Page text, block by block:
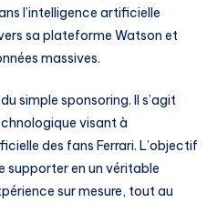
l’intelligence artificielle
sa plateforme Watson et
massives.
simple sponsoring. Il s’agit
visant à
des fans Ferrari. L’objectif
supporter en un véritable
sur mesure, tout au